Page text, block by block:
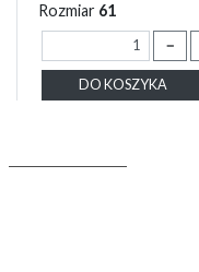
Rozmiar 61
－
DO KOSZYKA